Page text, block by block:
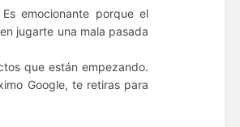
emocionante porque el
jugarte una mala pasada
que están empezando.
Google, te retiras para